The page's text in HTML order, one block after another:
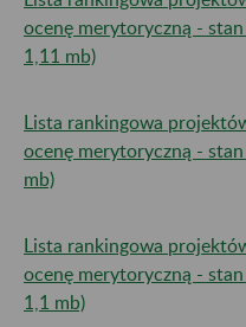
ocenę merytoryczną -
1,11 mb)
Lista rankingowa
ocenę merytoryczną -
mb)
Lista rankingowa
ocenę merytoryczną -
1,1 mb)